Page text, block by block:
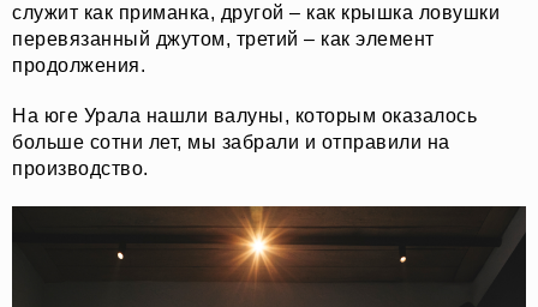
служит как приманка, другой – как крышка ловушки
перевязанный джутом, третий – как элемент
продолжения.
На юге Урала нашли валуны, которым оказалось
больше сотни лет, мы забрали и отправили на
производство.